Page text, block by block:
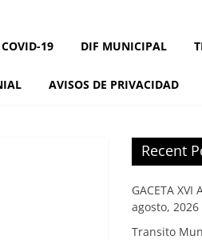
COVID-19 DIF MUNICIPAL
AVISOS DE PRIVACIDAD
Recent
GACETA
agosto, 2026
Transito